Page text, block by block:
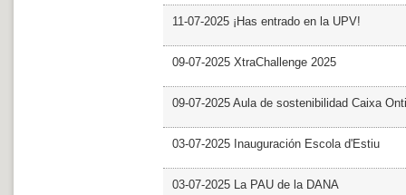
11-07-2025 ¡Has entrado en la UPV!
09-07-2025 XtraChallenge 2025
09-07-2025 Aula de sostenibilidad Caixa
03-07-2025 Inauguración Escola d'Estiu
03-07-2025 La PAU de la DANA